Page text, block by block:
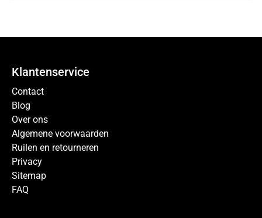
Klantenservice
Contact
Blog
Over ons
Algemene voorwaarden
Ruilen en retourneren
Privacy
Sitemap
FAQ